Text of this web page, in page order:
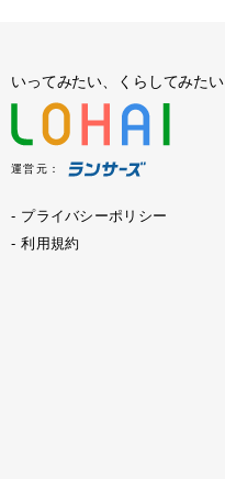
いってみたい、くらしてみたい
運営元：
プライバシーポリシー
利用規約